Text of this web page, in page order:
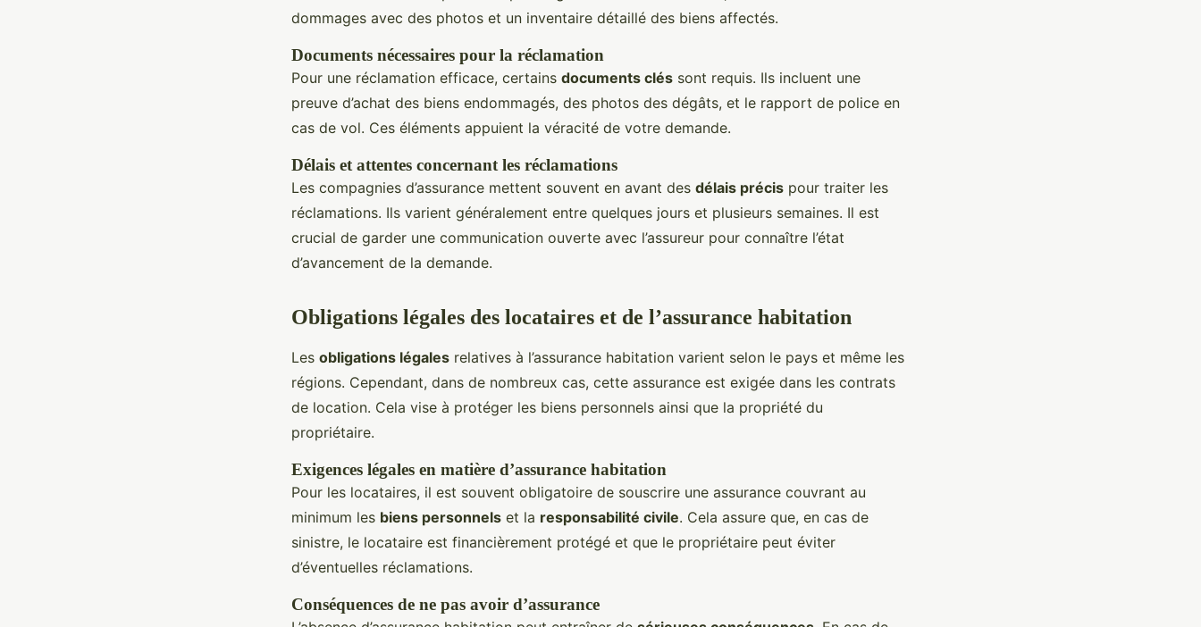
dommages avec des photos et un inventaire détaillé des biens affectés.
Documents nécessaires pour la réclamation
Pour une réclamation efficace, certains documents clés sont requis. Ils incluent une
preuve d’achat des biens endommagés, des photos des dégâts, et le rapport de police en
cas de vol. Ces éléments appuient la véracité de votre demande.
Délais et attentes concernant les réclamations
Les compagnies d’assurance mettent souvent en avant des délais précis pour traiter les
réclamations. Ils varient généralement entre quelques jours et plusieurs semaines. Il est
crucial de garder une communication ouverte avec l’assureur pour connaître l’état
d’avancement de la demande.
Obligations légales des locataires et de l’assurance habitation
Les obligations légales relatives à l’assurance habitation varient selon le pays et même les
régions. Cependant, dans de nombreux cas, cette assurance est exigée dans les contrats
de location. Cela vise à protéger les biens personnels ainsi que la propriété du
propriétaire.
Exigences légales en matière d’assurance habitation
Pour les locataires, il est souvent obligatoire de souscrire une assurance couvrant au
minimum les biens personnels et la responsabilité civile. Cela assure que, en cas de
sinistre, le locataire est financièrement protégé et que le propriétaire peut éviter
d’éventuelles réclamations.
Conséquences de ne pas avoir d’assurance